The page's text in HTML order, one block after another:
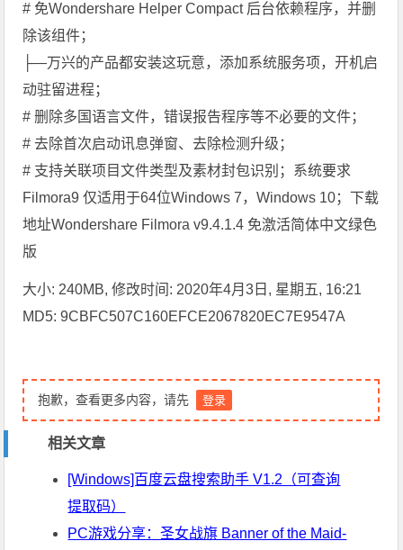
# 免Wondershare Helper Compact 后台依赖程序，并删
除该组件；
├—万兴的产品都安装这玩意，添加系统服务项，开机启
动驻留进程；
# 删除多国语言文件，错误报告程序等不必要的文件；
# 去除首次启动讯息弹窗、去除检测升级；
# 支持关联项目文件类型及素材封包识别；系统要求
Filmora9 仅适用于64位Windows 7，Windows 10；下载
地址Wondershare Filmora v9.4.1.4 免激活简体中文绿色
版
大小: 240MB, 修改时间: 2020年4月3日, 星期五, 16:21
MD5: 9CBFC507C160EFCE2067820EC7E9547A
抱歉，查看更多内容，请先 登录
相关文章
[Windows]百度云盘搜索助手 V1.2（可查询
提取码）
PC游戏分享：圣女战旗 Banner of the Maid-